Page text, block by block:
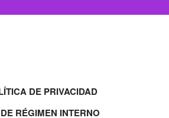
DE PRIVACIDAD
RÉGIMEN INTERNO